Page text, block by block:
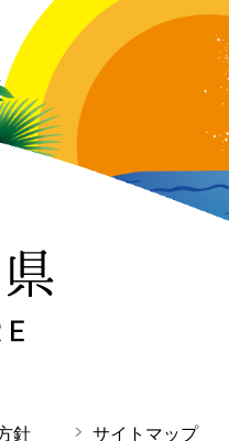
針 サイトマップ